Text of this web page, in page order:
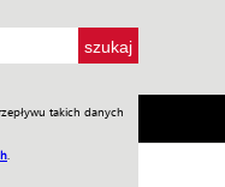
takich danych